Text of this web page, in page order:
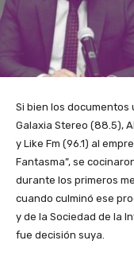
Si bien los
Galaxia Stereo (88.5),
y Like Fm (96.1) al
Fantasma”, se
durante los primeros
cuando culminó ese
y de la Sociedad de la
fue decisión suya.